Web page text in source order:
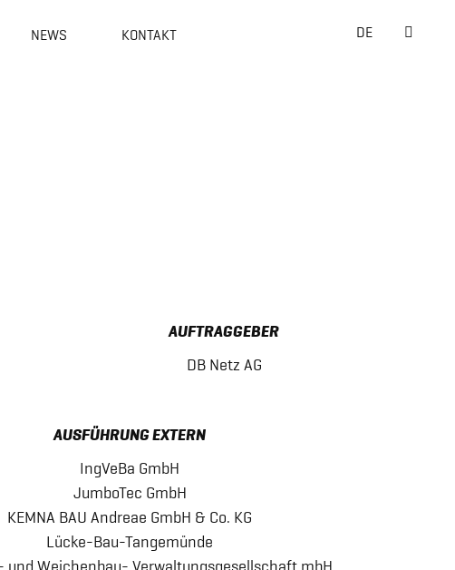
NEWS KONTAKT DE
AUFTRAGGEBER
DB Netz AG
AUSFÜHRUNG EXTERN
IngVeBa GmbH
JumboTec GmbH
KEMNA BAU Andreae GmbH & Co. KG
Lücke-Bau-Tangemünde
und Weichenbau- Verwaltungsgesellschaft mbH